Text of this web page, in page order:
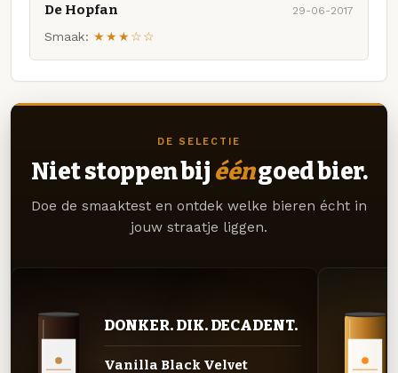
De Hopfan 29-06-2017
Smaak: ★★★☆☆
DE SELECTIE
Niet stoppen bij ééngoed bier.
Doe de smaaktest en ontdek welke bieren écht in
jouw straatje liggen.
DONKER. DIK. DECADENT.
Vanilla Black Velvet